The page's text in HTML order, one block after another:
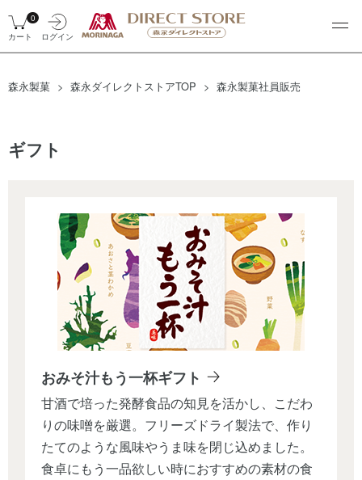
ログイン
0
カート
森永製菓 森永ダイレクトストアTOP 森永製菓社員販売
ギフト
おみそ汁もう一杯ギフト
甘酒で培った発酵食品の知見を活かし、こだわ
りの味噌を厳選。フリーズドライ製法で、作り
たてのような風味やうま味を閉じ込めました。
食卓にもう一品欲しい時におすすめの素材の食